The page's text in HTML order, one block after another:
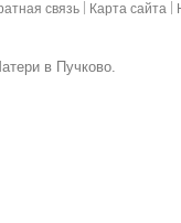
связь Карта сайта
в Пучково.